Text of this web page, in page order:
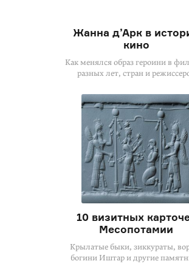
Жанна д’Арк в
кино
Как менялся образ героини в
разных лет, стран и
10 визитных
Месопотамии
Крылатые быки, зиккураты,
богини Иштар и другие